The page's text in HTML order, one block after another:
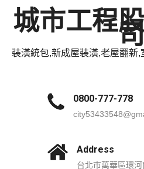
城市工程司
裝潢統包,新成屋裝潢,老屋翻新
0800-777-778
Address
台北市萬華區環